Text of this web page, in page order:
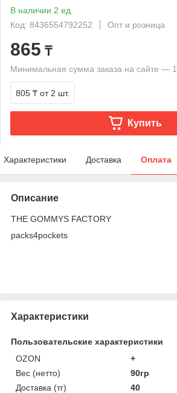
В наличии 2 ед.
Код: 8436554792252
Опт и розница
865 ₸
Минимальная сумма заказа на сайте —
805 ₸ от 2 шт.
Купить
Характеристики Доставка Оплата
Описание
THE GOMMYS FACTORY
packs4pockets
Характеристики
Пользовательские характеристики
OZON
+
Вес (нетто)
90гр
Доставка (тг)
40